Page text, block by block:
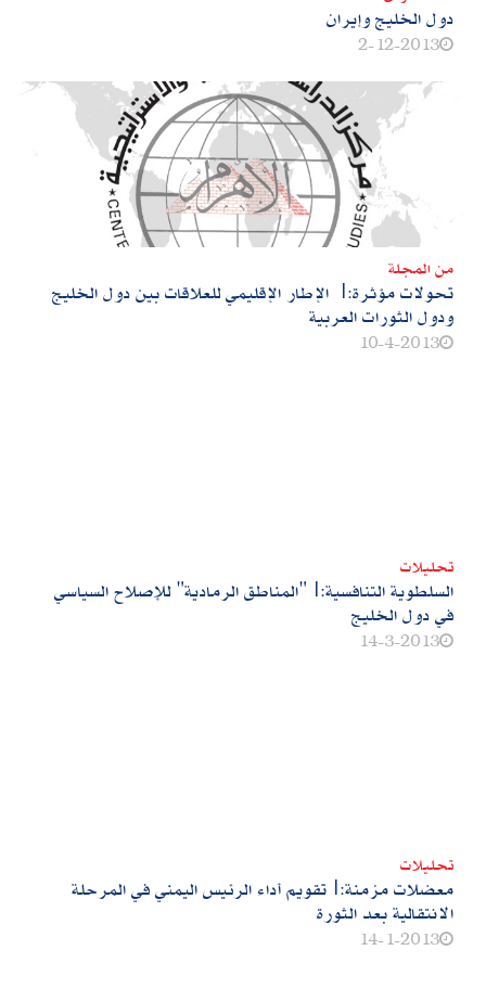
دول الخليج وإيران
2-12-2013
من المجلة
تحولات مؤثرة:| الإطار الإقليمي للعلاقات بين دول الخليج
ودول الثورات العربية
10-4-2013
تحليلات
السلطوية التنافسية:|"المناطق الرمادية" للإصلاح السياسي
في دول الخليج
14-3-2013
تحليلات
معضلات مزمنة:|تقويم أداء الرئيس اليمني في المرحلة
الانتقالية بعد الثورة
14-1-2013